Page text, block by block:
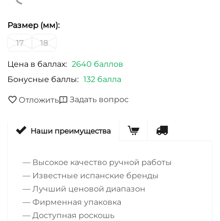
Размер (мм):
17
18
Цена в баллах: 2640 баллов
Бонусные баллы: 132 балла
Отложить Задать вопрос
Наши преимущества
— Высокое качество ручной работы
— Известные испанские бренды
— Лучший ценовой диапазон
— Фирменная упаковка
— Доступная роскошь